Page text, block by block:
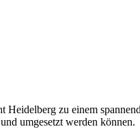
Heidelberg zu einem
umgesetzt werden können.